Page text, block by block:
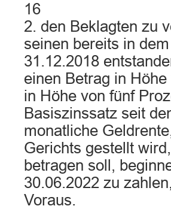
16
2. den Beklagten zu
seinen bereits in
31.12.2018
einen Betrag in
in Höhe von fünf
Basiszinssatz seit
monatliche
Gerichts gestellt
betragen soll,
30.06.2022 zu
Voraus.